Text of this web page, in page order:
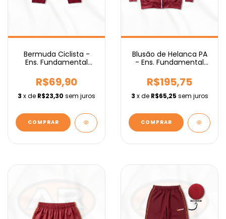
Bermuda Ciclista -
Ens. Fundamental
R$69,90
3 x de R$23,30 sem juros
COMPRAR
Blusão de Helanca PA
- Ens. Fundamental
R$195,75
3 x de R$65,25 sem juros
COMPRAR